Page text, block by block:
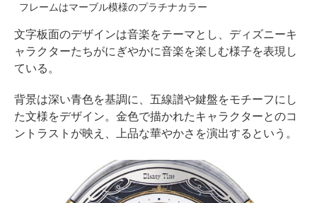
フレームはマーブル模様のプラチナカラー
文字板面のデザインは音楽をテーマとし、ディズニーキ
ャラクターたちがにぎやかに音楽を楽しむ様子を表現し
ている。
背景は深い青色を基調に、五線譜や鍵盤をモチーフにし
た文様をデザイン。金色で描かれたキャラクターとのコ
ントラストが映え、上品な華やかさを演出するという。